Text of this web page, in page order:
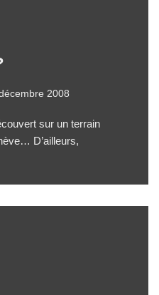
2008
sur un terrain
D’ailleurs,